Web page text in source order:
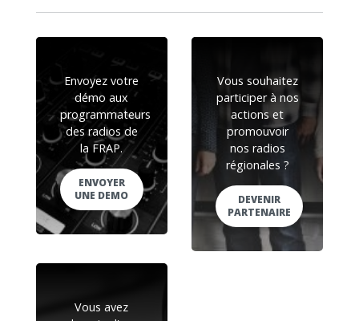
Envoyez votre
démo aux
programmateurs
des radios de
la FRAP.
ENVOYER
UNE DEMO
Vous souhaitez
participer à nos
actions et
promouvoir
nos radios
régionales ?
DEVENIR
PARTENAIRE
Vous avez